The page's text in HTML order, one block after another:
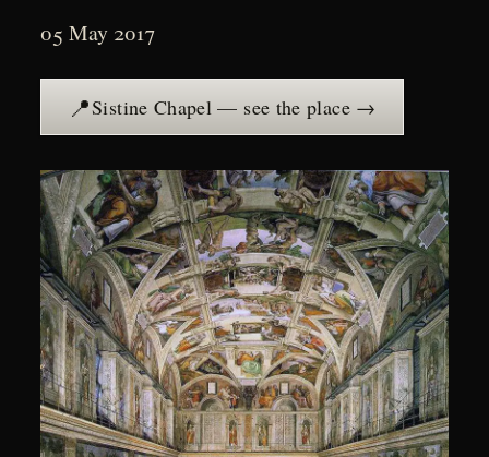
05 May 2017
📍Sistine Chapel — see the place →